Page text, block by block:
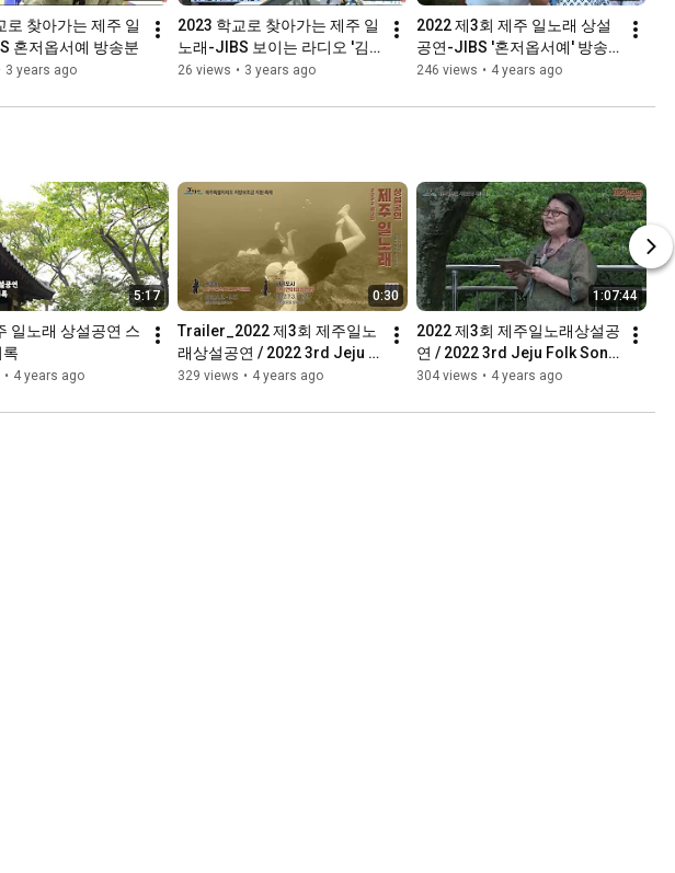
로 찾아가는 제주 일
혼저옵서예 방송분
3 years ago
2023 학교로 찾아가는 제주 일
노래-JIBS 보이는 라디오 '김
민경의 나우제주' 방송분
26 views • 3 years ago
2022 제3회 제주 일노래 상설
공연-JIBS '혼저옵서예' 방송
분
246 views • 4 years ago
5:17
일노래 상설공연 스
록
• 4 years ago
0:30
Trailer_2022 제3회 제주일노
래상설공연 / 2022 3rd Jeju
Folk Song Concerts
329 views • 4 years ago
1:07:44
2022 제3회 제주일노래상설공
연 / 2022 3rd Jeju Folk Song
Concerts
304 views • 4 years ago